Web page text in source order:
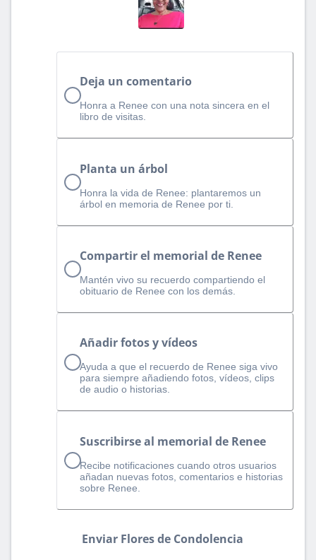
Deja un comentario
Honra a Renee con una nota sincera en el
libro de visitas.
Planta un árbol
Honra la vida de Renee: plantaremos un
árbol en memoria de Renee por ti.
Compartir el memorial de Renee
Mantén vivo su recuerdo compartiendo el
obituario de Renee con los demás.
Añadir fotos y vídeos
Ayuda a que el recuerdo de Renee siga vivo
para siempre añadiendo fotos, vídeos, clips
de audio o historias.
Suscribirse al memorial de Renee
Recibe notificaciones cuando otros usuarios
añadan nuevas fotos, comentarios e historias
sobre Renee.
Enviar Flores de Condolencia